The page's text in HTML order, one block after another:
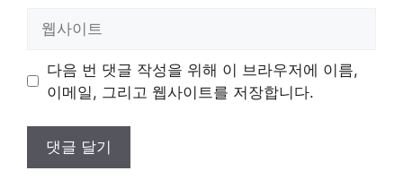
트
다음 번 댓글 작성을 위해 이 브라우저에 이름,
이메일, 그리고 웹사이트를 저장합니다.